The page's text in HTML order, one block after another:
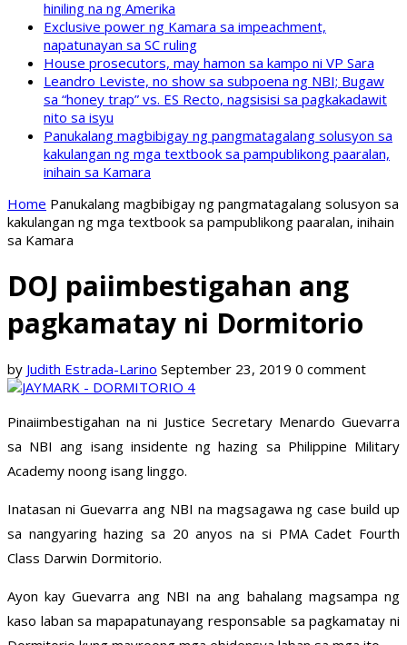
hiniling na ng Amerika
Exclusive power ng Kamara sa impeachment,
napatunayan sa SC ruling
House prosecutors, may hamon sa kampo ni VP Sara
Leandro Leviste, no show sa subpoena ng NBI; Bugaw
sa “honey trap” vs. ES Recto, nagsisisi sa pagkakadawit
nito sa isyu
Panukalang magbibigay ng pangmatagalang solusyon sa
kakulangan ng mga textbook sa pampublikong paaralan,
inihain sa Kamara
Home Panukalang magbibigay ng pangmatagalang solusyon sa
kakulangan ng mga textbook sa pampublikong paaralan, inihain
sa Kamara
DOJ paiimbestigahan ang
pagkamatay ni Dormitorio
by Judith Estrada-Larino September 23, 2019 0 comment
Pinaiimbestigahan na ni Justice Secretary Menardo Guevarra
sa NBI ang isang insidente ng hazing sa Philippine Military
Academy noong isang linggo.
Inatasan ni Guevarra ang NBI na magsagawa ng case build up
sa nangyaring hazing sa 20 anyos na si PMA Cadet Fourth
Class Darwin Dormitorio.
Ayon kay Guevarra ang NBI na ang bahalang magsampa ng
kaso laban sa mapapatunayang responsable sa pagkamatay ni